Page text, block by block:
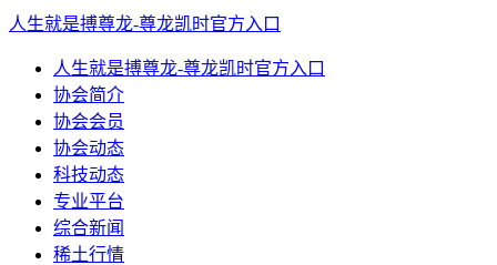
人生就是搏尊龙-尊龙凯时官方入口
人生就是搏尊龙-尊龙凯时官方入口
协会简介
协会会员
协会动态
科技动态
专业平台
综合新闻
稀土行情